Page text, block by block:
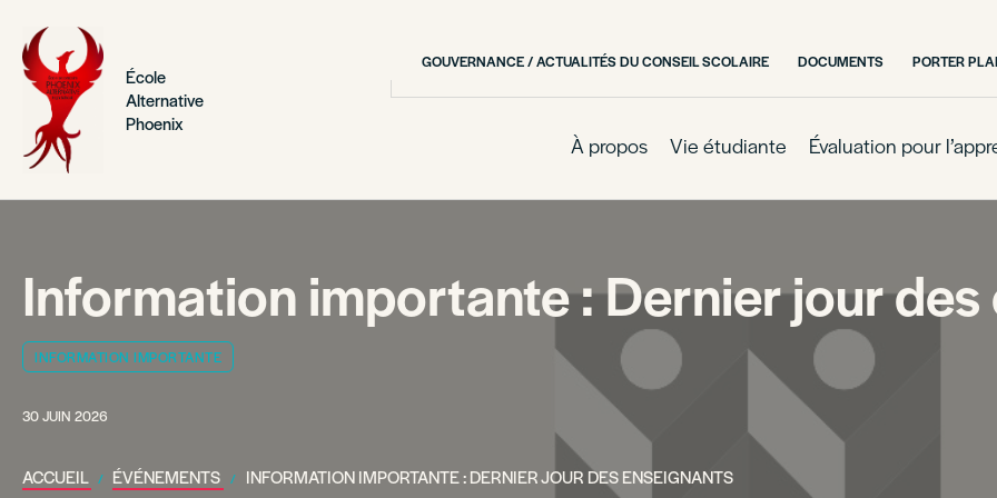
École
Alternative
Phoenix
GOUVERNANCE / ACTUALITÉS DU CONSEIL SCOLAIRE DOCUMENTS PORTER
À propos Vie étudiante Évaluation pour
Information importante : Dernier jour des
INFORMATION IMPORTANTE
30 JUIN 2026
ACCUEIL ÉVÉNEMENTS INFORMATION IMPORTANTE : DERNIER JOUR DES ENSEIGNANTS